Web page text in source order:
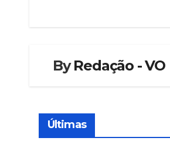
ByRedação - VO
Últimas